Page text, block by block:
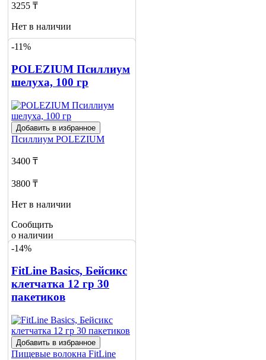
3255 ₸
Нет в наличии
Сообщить
-11%
POLEZIUM Псиллиум
шелуха, 100 гр
Добавить в избранное
Псиллиум POLEZIUM
3400 ₸
3800 ₸
Нет в наличии
Сообщить
о наличии
1
-14%
FitLine Basics, Бейсикс
клетчатка 12 гр 30
пакетиков
Добавить в избранное
Пищевые волокна FitLine